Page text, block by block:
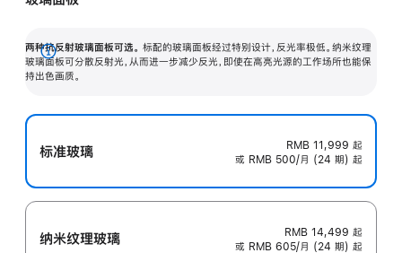
两种抗反射玻璃面板可选。 标配的玻璃面板经过特别设计，反光率极低。纳米纹理
玻璃面板可分散反射光，从而进一步减少反光，即使在高亮光源的工作场所也能保
持出色画质。
展
开
标准玻璃 RMB 11,999 起
或 RMB 500/月 (24 期) 起
纳米纹理玻璃 RMB 14,499 起
或 RMB 605/月 (24 期) 起